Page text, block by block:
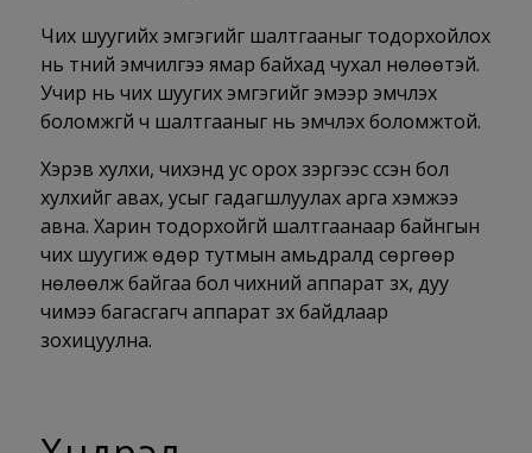
Чих шуугийх эмгэгийг шалтгааныг тодорхойлох
нь түүний эмчилгээ ямар байхад чухал нөлөөтэй.
Учир нь чих шуугих эмгэгийг эмээр эмчлэх
боломжгүй ч шалтгааныг нь эмчлэх боломжтой.
Хэрэв хулхи, чихэнд ус орох зэргээс үүссэн бол
хулхийг авах, усыг гадагшлуулах арга хэмжээ
авна. Харин тодорхойгүй шалтгаанаар байнгын
чих шуугиж өдөр тутмын амьдралд сөргөөр
нөлөөлж байгаа бол чихний аппарат зүүх, дуу
чимээ багасгагч аппарат зүүх байдлаар
зохицуулна.